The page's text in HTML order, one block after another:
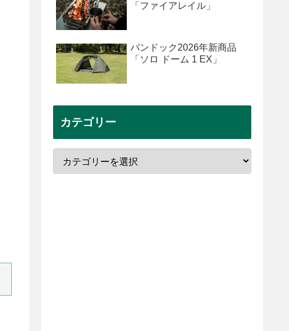
「ファイアレイル」
バンドック2026年新商品
「ソロ ドーム 1 EX」
カテゴリー